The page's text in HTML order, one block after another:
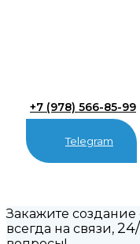
+7 (978) 566-85-99
Telegram
Закажите создание
всегда на связи,